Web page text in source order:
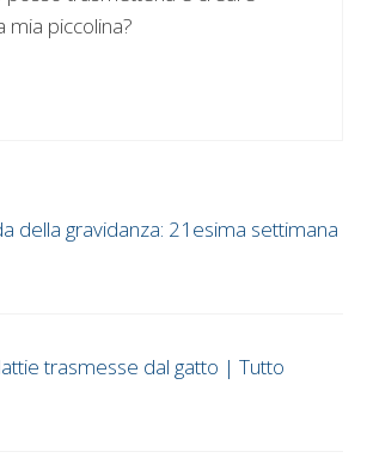
mia piccolina?
della gravidanza: 21esima settimana
trasmesse dal gatto | Tutto